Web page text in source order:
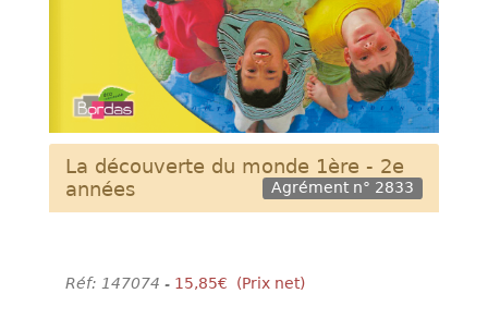
La découverte du monde 1ère - 2e
années
Agrément n° 2833
Réf: 147074 - 15,85€ (Prix net)